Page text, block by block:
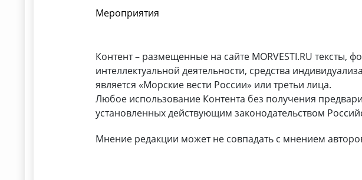
Мероприятия
Контент – размещенные на сайте MORVESTI.RU тексты,
интеллектуальной деятельности, средства
является «Морские вести России» или третьи лица.
Любое использование Контента без получения
установленных действующим законодательством
Мнение редакции может не совпадать с мнением